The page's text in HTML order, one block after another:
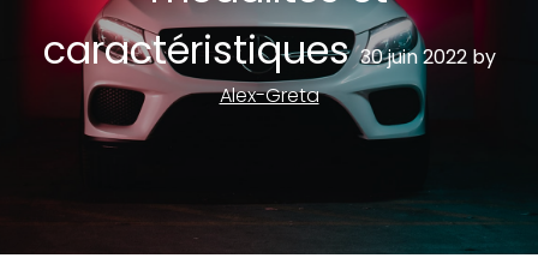
caractéristiques30 juin 2022by
Alex-Greta